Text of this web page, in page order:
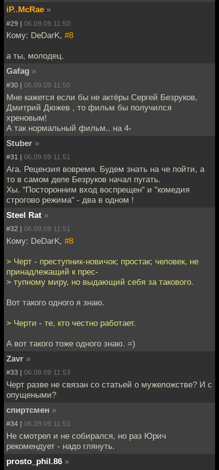
iP..McRae »
#29 | 06.09.09 11:50
Кому: DeDarK, #8
а ты, молодец.
Gafag »
#30 | 06.09.09 11:50
Мне кажется если бы не актёры Сергей Безруков,
Дмитрий Дюжев , то фильм бы получился
хреновым!
А так нормальный фильм.. на 4-
Stuber »
#31 | 06.09.09 11:51
Ага. Рецензия вовремя. Будем знать на че пойти, а
то в самом деле Безруков начал пугать.
Хы. "Посторонним вход воспрещен" и "комедия
строгово режима" - два в одном !
Steel Rat »
#32 | 06.09.09 11:51
Кому: DeDarK, #8
> Черт - преступник-новичок; простак; человек, не
принадлежащий к прес-
> тупному миру, но выдающий себя за такового.
Вот такого одного я знаю.
> Черти - те, кто честно работает.
А вот такого тоже одного знаю. =)
Zavr »
#33 | 06.09.09 11:53
Черт разве не связан со статьей о мужеложстве? И с
опущеными?
спиртсмен »
#34 | 06.09.09 11:53
Не смотрел и не собирался, но раз Юрич
рекомендует - надо глянуть.
prosto_phil.86 »